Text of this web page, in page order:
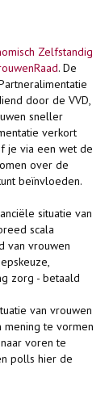
Zelfstandig
. De
door de VVD,
sneller
verkort
je via een wet de
over de
beïnvloeden.
situatie van
scala
van vrouwen
zorg - betaald
van vrouwen
te vormen
voren te
polls hier de